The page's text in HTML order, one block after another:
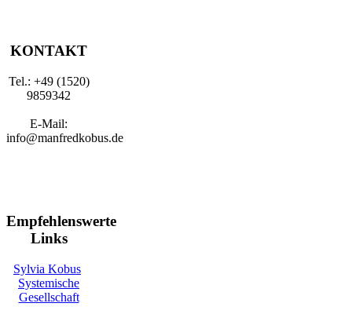
KONTAKT
Tel.: +49 (1520)
9859342
E-Mail:
info@manfredkobus.de
Empfehlenswerte
Links
Sylvia Kobus
Systemische
Gesellschaft